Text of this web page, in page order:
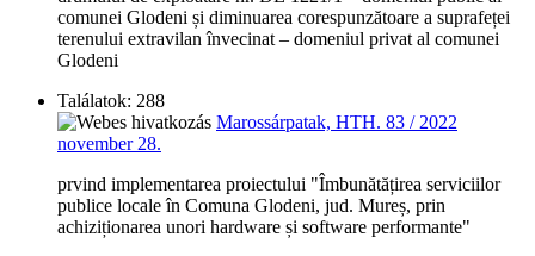
comunei Glodeni și diminuarea corespunzătoare a suprafeței
terenului extravilan învecinat – domeniul privat al comunei
Glodeni
Találatok: 288
Marossárpatak, HTH. 83 / 2022
november 28.
prvind implementarea proiectului "Îmbunătățirea serviciilor
publice locale în Comuna Glodeni, jud. Mureș, prin
achiziționarea unori hardware și software performante"